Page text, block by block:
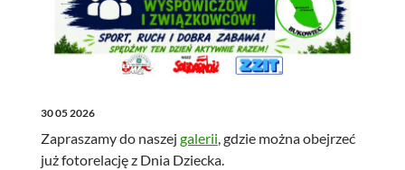
30 05 2026
Zapraszamy do naszej galerii, gdzie można obejrzeć
już fotorelację z Dnia Dziecka.